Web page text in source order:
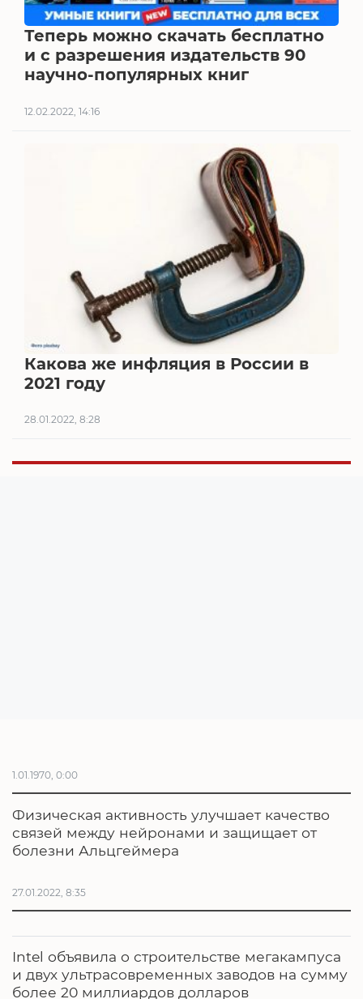
Теперь можно скачать бесплатно
и с разрешения издательств 90
научно-популярных книг
12.02.2022, 14:16
Какова же инфляция в России в
2021 году
28.01.2022, 8:28
1.01.1970, 0:00
Физическая активность улучшает качество
связей между нейронами и защищает от
болезни Альцгеймера
27.01.2022, 8:35
Intel объявила о строительстве мегакампуса
и двух ультрасовременных заводов на сумму
более 20 миллиардов долларов